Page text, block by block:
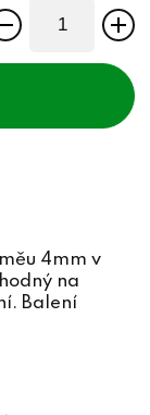
4mm v
na
Balení